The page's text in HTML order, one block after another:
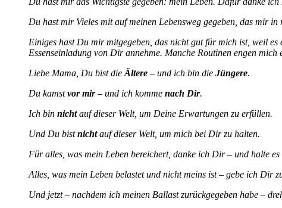
Du hast mir Vieles mit auf meinen Lebensweg gegeben, das mir
Einiges hast Du mir mitgegeben, das nicht gut für mich ist, weil
Essenseinladung von Dir annehme. Manche Routinen engen mich
Liebe Mama, Du bist die Ältere – und ich bin die Jüngere.
Du kamstvor mir– und ich komme nach Dir.
Ich bin nichtauf dieser Welt, um Deine Erwartungen zu erfüllen.
Und Du bistnichtauf dieser Welt, um mich bei Dir zu halten.
Für alles, was mein Leben bereichert, danke ich Dir – und halte
Alles, was mein Leben belastet und nicht meins ist – gebe ich Dir
Und jetzt – nachdem ich meinen Ballast zurückgegeben habe –